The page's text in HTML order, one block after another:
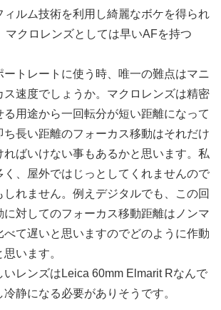
ィルム技術を利用し綺麗なボケを得られ
マクロレンズとしては早いAFを持つ
ートレートに使う時、唯一の難点はマニ
ス速度でしょうか。マクロレンズは精密
る用途から一回転分が短い距離になって
ち長い距離のフォーカス移動はそれだけ
ればいけない事もあるかと思います。私
く、屋外ではじっとしてくれませんので
しれません。例えデジタルでも、この回
に対してのフォーカス移動距離はノンマ
べて遅いと思いますのでどのように作動
います。
レンズはLeica 60mm Elmarit Rなんで
静になる必要がありそうです。